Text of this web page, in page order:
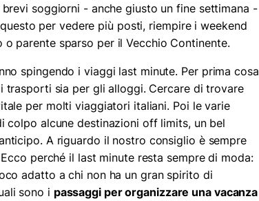
soggiorni - anche giusto un fine settimana -
per vedere più posti, riempire i weekend
parente sparso per il Vecchio Continente.
spingendo i viaggi last minute. Per prima cosa
trasporti sia per gli alloggi. Cercare di trovare
per molti viaggiatori italiani. Poi le varie
colpo alcune destinazioni off limits, un bel
A riguardo il nostro consiglio è sempre
Ecco perché il last minute resta sempre di moda:
adatto a chi non ha un gran spirito di
sono i passaggi per organizzare una vacanza